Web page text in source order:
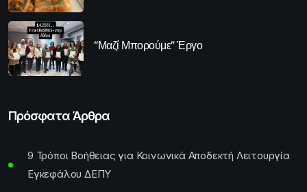
“Μαζί Μπορούμε” Έργο
Πρόσφατα Άρθρα
9 Τρόποι Βοήθειας για Κοινωνικά Αποδεκτή Λειτουργία
Εγκεφάλου ΔΕΠΥ